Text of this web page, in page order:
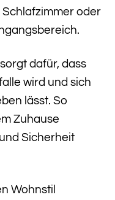
oder
dafür, dass
wird und sich
lässt. So
Zuhause
Sicherheit
Wohnstil